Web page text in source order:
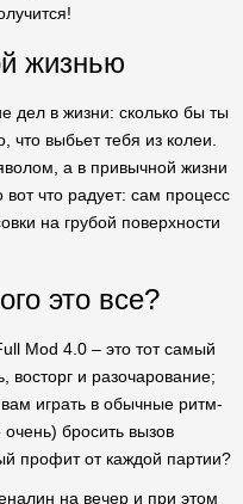
жизнью
дел в жизни: сколько бы ты
что выбьет тебя из колеи.
а в привычной жизни
что радует: сам процесс
на грубой поверхности
это все?
Mod 4.0 – это тот самый
восторг и разочарование;
играть в обычные ритм-
бросить вызов
профит от каждой партии?
на вечер и при этом